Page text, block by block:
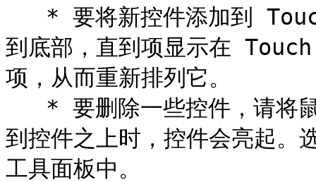
到底部，直到项显示在
项，从而重新排列它。
到控件之上时，控件会亮起。
工具面板中。